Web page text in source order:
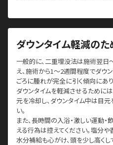
ダウンタイム軽減のた
一般的に、二重埋没法は施術翌日
え、施術から1～2週間程度でダウ
ごろに腫れが完全に引く傾向にあり
ダウンタイムを軽減させるために
元を冷却し、ダウンタイム中は目
い。
また、長時間の入浴・激しい運動
える行為は控えてください。塩分
水分補給も心がけ、頭を少し高くし